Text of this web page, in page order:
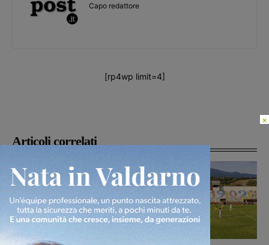
Articoli correlati
Capo redattore
[rp4wp limit=4]
×